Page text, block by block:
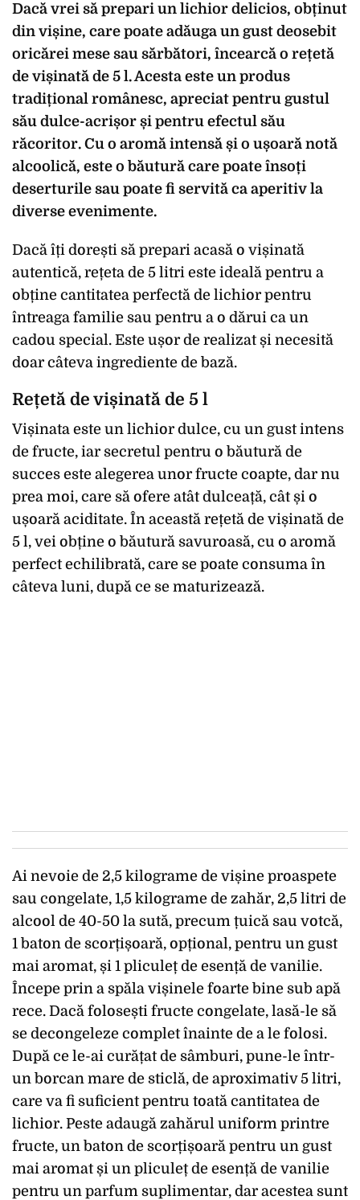
Dacă vrei să prepari un lichior delicios, obținut
din vișine, care poate adăuga un gust deosebit
oricărei mese sau sărbători, încearcă o rețetă
de vișinată de 5 l. Acesta este un produs
tradițional românesc, apreciat pentru gustul
său dulce-acrișor și pentru efectul său
răcoritor. Cu o aromă intensă și o ușoară notă
alcoolică, este o băutură care poate însoți
deserturile sau poate fi servită ca aperitiv la
diverse evenimente.
Dacă îți dorești să prepari acasă o vișinată
autentică, rețeta de 5 litri este ideală pentru a
obține cantitatea perfectă de lichior pentru
întreaga familie sau pentru a o dărui ca un
cadou special. Este ușor de realizat și necesită
doar câteva ingrediente de bază.
Rețetă de vișinată de 5 l
Vișinata este un lichior dulce, cu un gust intens
de fructe, iar secretul pentru o băutură de
succes este alegerea unor fructe coapte, dar nu
prea moi, care să ofere atât dulceață, cât și o
ușoară aciditate. În această rețetă de vișinată de
5 l, vei obține o băutură savuroasă, cu o aromă
perfect echilibrată, care se poate consuma în
câteva luni, după ce se maturizează.
Ai nevoie de 2,5 kilograme de vișine proaspete
sau congelate, 1,5 kilograme de zahăr, 2,5 litri de
alcool de 40-50 la sută, precum țuică sau votcă,
1 baton de scorțișoară, opțional, pentru un gust
mai aromat, și 1 pliculeț de esență de vanilie.
Începe prin a spăla vișinele foarte bine sub apă
rece. Dacă folosești fructe congelate, lasă-le să
se decongeleze complet înainte de a le folosi.
După ce le-ai curățat de sâmburi, pune-le într-
un borcan mare de sticlă, de aproximativ 5 litri,
care va fi suficient pentru toată cantitatea de
lichior. Peste adaugă zahărul uniform printre
fructe, un baton de scorțișoară pentru un gust
mai aromat și un pliculeț de esență de vanilie
pentru un parfum suplimentar, dar acestea sunt